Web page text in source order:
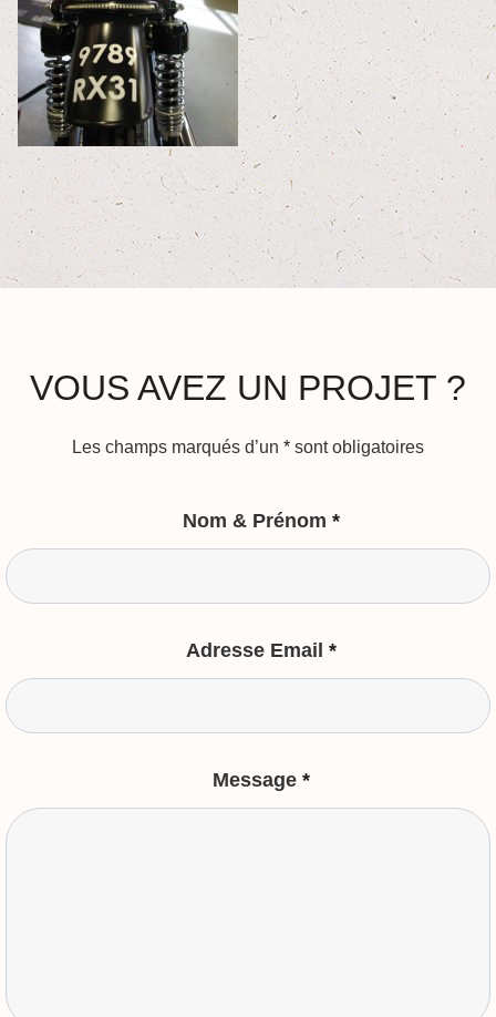
VOUS AVEZ UN PROJET ?
Les champs marqués d’un * sont obligatoires
Nom & Prénom *
Adresse Email *
Message *